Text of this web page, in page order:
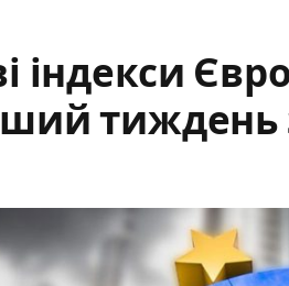
індекси
тиждень